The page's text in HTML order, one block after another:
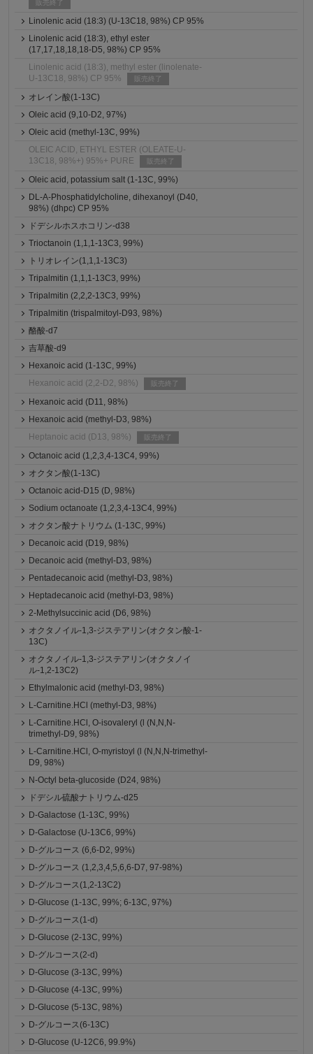
販売終了
Linolenic acid (18:3) (U-13C18, 98%) CP 95%
Linolenic acid (18:3), ethyl ester
(17,17,18,18,18-D5, 98%) CP 95%
Linolenic acid (18:3), methyl ester (linolenate-
U-13C18, 98%) CP 95%
販売終了
オレイン酸(1-13C)
Oleic acid (9,10-D2, 97%)
Oleic acid (methyl-13C, 99%)
OLEIC ACID, ETHYL ESTER (OLEATE-U-
13C18, 98%+) 95%+ PURE
販売終了
Oleic acid, potassium salt (1-13C, 99%)
DL-A-Phosphatidylcholine, dihexanoyl (D40,
98%) (dhpc) CP 95%
ドデシルホスホコリン-d38
Trioctanoin (1,1,1-13C3, 99%)
トリオレイン(1,1,1-13C3)
Tripalmitin (1,1,1-13C3, 99%)
Tripalmitin (2,2,2-13C3, 99%)
Tripalmitin (trispalmitoyl-D93, 98%)
酪酸-d7
吉草酸-d9
Hexanoic acid (1-13C, 99%)
Hexanoic acid (2,2-D2, 98%)
販売終了
Hexanoic acid (D11, 98%)
Hexanoic acid (methyl-D3, 98%)
Heptanoic acid (D13, 98%)
販売終了
Octanoic acid (1,2,3,4-13C4, 99%)
オクタン酸(1-13C)
Octanoic acid-D15 (D, 98%)
Sodium octanoate (1,2,3,4-13C4, 99%)
オクタン酸ナトリウム (1-13C, 99%)
Decanoic acid (D19, 98%)
Decanoic acid (methyl-D3, 98%)
Pentadecanoic acid (methyl-D3, 98%)
Heptadecanoic acid (methyl-D3, 98%)
2-Methylsuccinic acid (D6, 98%)
オクタノイル-1,3-ジステアリン(オクタン酸-1-
13C)
オクタノイル-1,3-ジステアリン(オクタノイ
ル-1,2-13C2)
Ethylmalonic acid (methyl-D3, 98%)
L-Carnitine.HCl (methyl-D3, 98%)
L-Carnitine.HCl, O-isovaleryl (l (N,N,N-
trimethyl-D9, 98%)
L-Carnitine.HCl, O-myristoyl (l (N,N,N-trimethyl-
D9, 98%)
N-Octyl beta-glucoside (D24, 98%)
ドデシル硫酸ナトリウム-d25
D-Galactose (1-13C, 99%)
D-Galactose (U-13C6, 99%)
D-グルコース (6,6-D2, 99%)
D-グルコース (1,2,3,4,5,6,6-D7, 97-98%)
D-グルコース(1,2-13C2)
D-Glucose (1-13C, 99%; 6-13C, 97%)
D-グルコース(1-d)
D-Glucose (2-13C, 99%)
D-グルコース(2-d)
D-Glucose (3-13C, 99%)
D-Glucose (4-13C, 99%)
D-Glucose (5-13C, 98%)
D-グルコース(6-13C)
D-Glucose (U-12C6, 99.9%)